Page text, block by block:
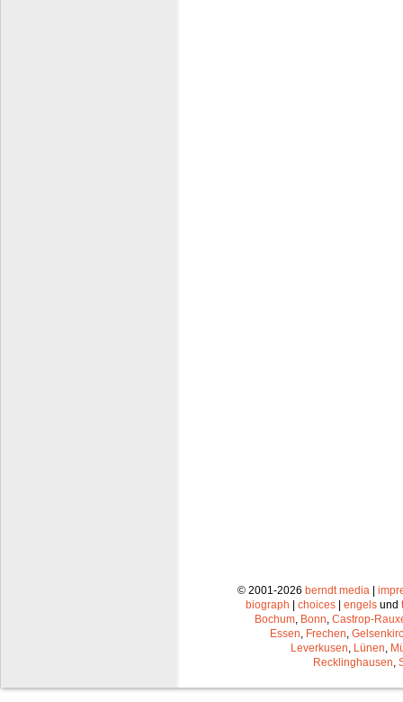
© 2001-2026 berndt media |
biograph | choices | engels und
Bochum Bonn Castrop-
Essen Frechen
Leverkusen Lünen
Recklinghausen